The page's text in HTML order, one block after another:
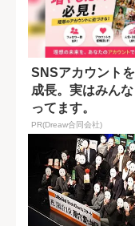
SNSアカウント
成長。実はみん
ってます。
PR(Dreaw合同会社)